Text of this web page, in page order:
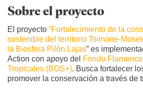
Sobre el proyecto
El proyecto “Fortalecimiento de la
sostenible del territorio Tsimane-
la Biosfera Pilón Lajas” es
Action con apoyo del Fondo
Tropicales (BOS+). Busca fortalecer
promover la conservación a través de